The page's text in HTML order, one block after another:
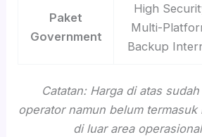
Paket
Government
High
Multi-
Backup
Catatan: Harga di atas
operator namun belum termasuk
di luar area